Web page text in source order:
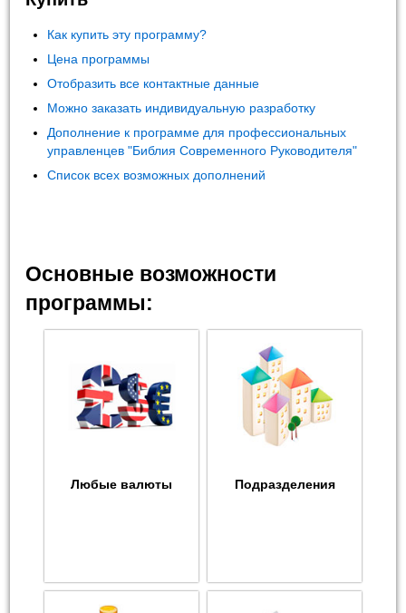
Как купить эту программу?
Цена программы
Отобразить все контактные данные
Можно заказать индивидуальную разработку
Дополнение к программе для профессиональных
управленцев "Библия Современного Руководителя"
Список всех возможных дополнений
Основные возможности
программы:
Любые валюты Подразделения